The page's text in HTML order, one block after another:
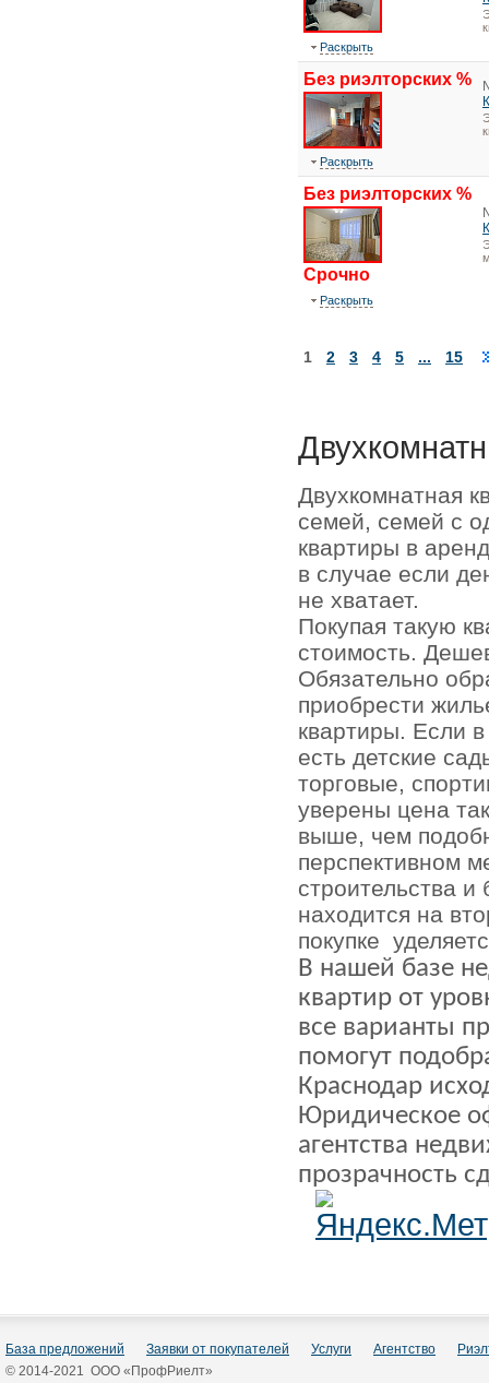
Раскрыть
Без риэлторских %
Раскрыть
Без риэлторских %
Срочно
Раскрыть
1 2 3 4 5 ... 15
Двухкомнатная
семей, семей с
квартиры в
в случае если
не хватает.
Покупая такую
стоимость.
Обязательно
приобрести
квартиры. Если
есть детские
торговые,
уверены цена
выше, чем
перспективном
строительства
находится на
покупке
В нашей базе
квартир от
все варианты
помогут
Краснодар
Юридическое
агентства
прозрачность
База предложений Заявки от покупателей Услуги Агентство
© 2014-2021 ООО «ПрофРиелт»